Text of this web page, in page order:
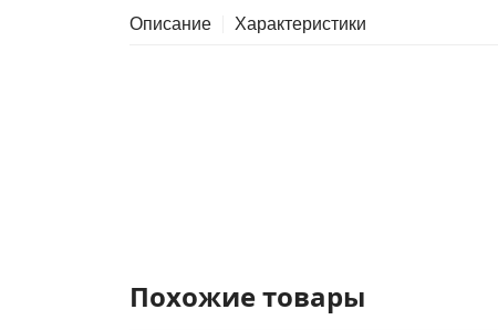
Описание Характеристики
Похожие товары